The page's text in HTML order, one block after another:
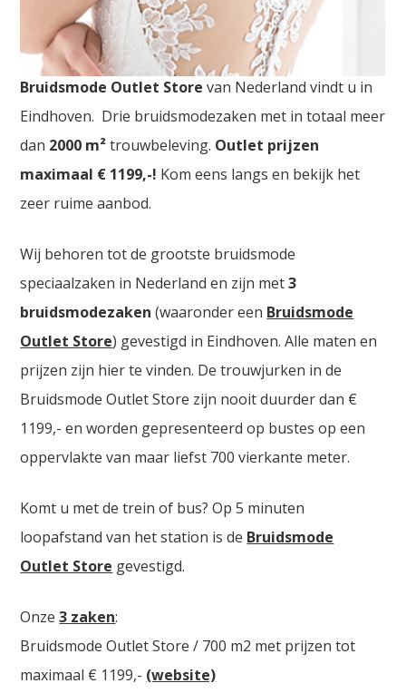
Bruidsjurken Outlet Arnhem
Bruidsjurken Outlet Arnhem. De
grootste
Bruidsmode Outlet Store van Nederland vindt u in
Eindhoven. Drie bruidsmodezaken met in totaal meer
dan 2000 m²trouwbeleving. Outlet prijzen
maximaal € 1199,-! Kom eens langs en bekijk het
zeer ruime aanbod.
Wij behoren tot de grootste bruidsmode
speciaalzaken in Nederland en zijn met3
bruidsmodezaken (waaronder een Bruidsmode
Outlet Store) gevestigd in Eindhoven. Alle maten en
prijzen zijn hier te vinden. De trouwjurken in de
Bruidsmode Outlet Store zijn nooit duurder dan €
1199,- en worden gepresenteerd op bustes op een
oppervlakte van maar liefst 700 vierkante meter.
Komt u met de trein of bus? Op 5 minuten
loopafstand van het station is de Bruidsmode
Outlet Store gevestigd.
Onze3 zaken:
Bruidsmode Outlet Store / 700 m2 met prijzen tot
maximaal € 1199,- (website)